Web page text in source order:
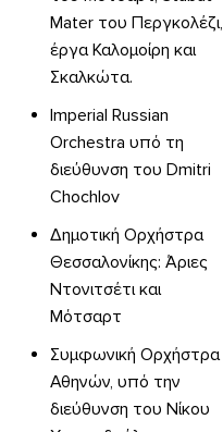
Mater του Περγκολέζι,
έργα Καλομοίρη και
Σκαλκώτα.
Imperial Russian
Orchestra υπό τη
διεύθυνση του Dmitri
Chochlov
Δημοτική Ορχήστρα
Θεσσαλονίκης: Άριες
Ντονιτσέτι και
Μότσαρτ
Συμφωνική Ορχήστρα
Αθηνών, υπό την
διεύθυνση του Νίκου